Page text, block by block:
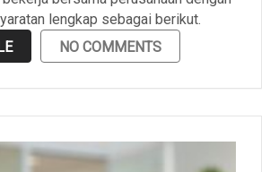
lengkap sebagai berikut.
NO COMMENTS